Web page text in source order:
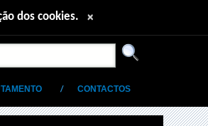
CONTACTOS
dos cookies. ×